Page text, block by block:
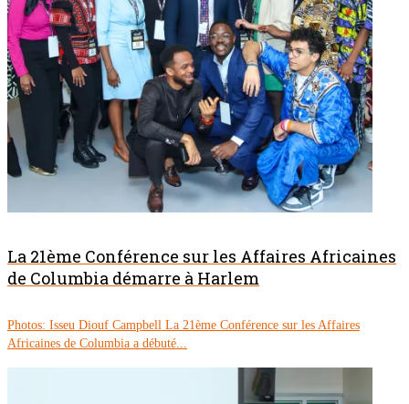
La 21ème Conférence sur les Affaires Africaines
de Columbia démarre à Harlem
Photos: Isseu Diouf Campbell La 21ème Conférence sur les Affaires
Africaines de Columbia a débuté...